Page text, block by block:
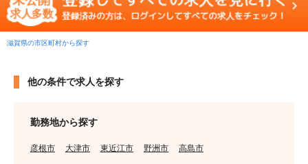
滋賀県の市区町村から探す
他の条件で求人を探す
勤務地から探す
彦根市 大津市 東近江市 野洲市 高島市